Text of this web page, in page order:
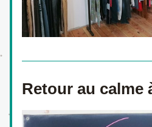
Retour au calme